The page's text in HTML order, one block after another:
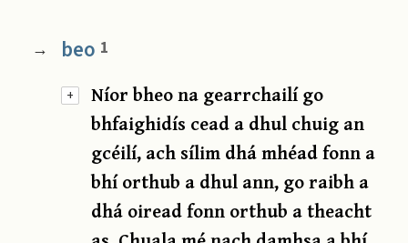
+
→ beo 1
Níor bheo na gearrchailí go
bhfaighidís cead a dhul chuig an
gcéilí, ach sílim dhá mhéad fonn a
bhí orthub a dhul ann, go raibh a
dhá oiread fonn orthub a theacht